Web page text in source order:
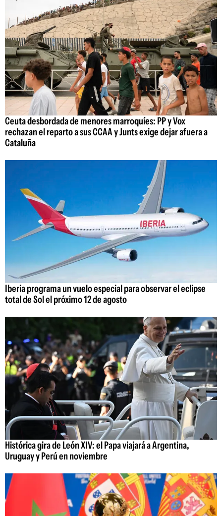
Ceuta desbordada de menores marroquíes: PP y Vox
rechazan el reparto a sus CCAA y Junts exige dejar afuera a
Cataluña
Iberia programa un vuelo especial para observar el eclipse
total de Sol el próximo 12 de agosto
Histórica gira de León XIV: el Papa viajará a Argentina,
Uruguay y Perú en noviembre